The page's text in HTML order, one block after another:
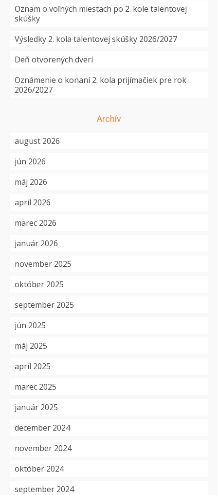
Oznam o voľných miestach po 2. kole talentovej
skúšky
Výsledky 2. kola talentovej skúšky 2026/2027
Deň otvorených dverí
Oznámenie o konaní 2. kola prijímačiek pre rok
2026/2027
Archív
august 2026
jún 2026
máj 2026
apríl 2026
marec 2026
január 2026
november 2025
október 2025
september 2025
jún 2025
máj 2025
apríl 2025
marec 2025
január 2025
december 2024
november 2024
október 2024
september 2024